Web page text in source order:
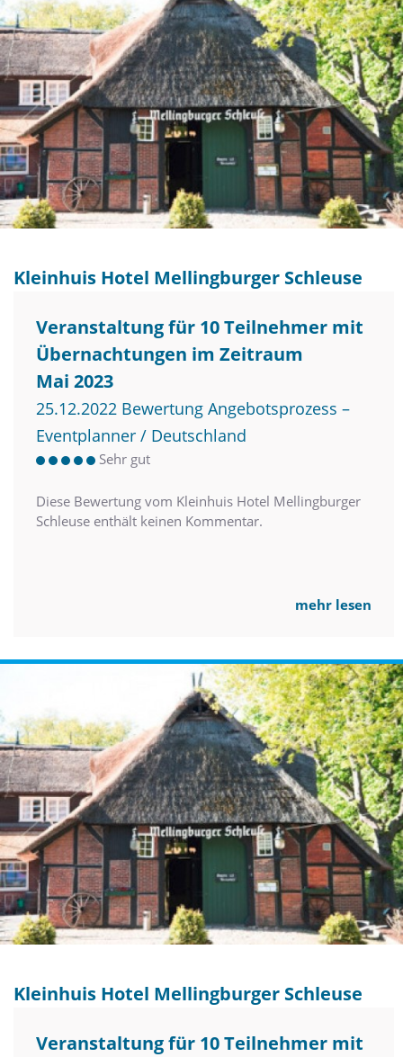
Kleinhuis Hotel Mellingburger Schleuse
Veranstaltung für 10 Teilnehmer mit
Übernachtungen im Zeitraum
Mai 2023
25.12.2022 Bewertung Angebotsprozess –
Eventplanner / Deutschland
Sehr gut
Diese Bewertung vom Kleinhuis Hotel Mellingburger
Schleuse enthält keinen Kommentar.
mehr lesen
Kleinhuis Hotel Mellingburger Schleuse
Veranstaltung für 10 Teilnehmer mit